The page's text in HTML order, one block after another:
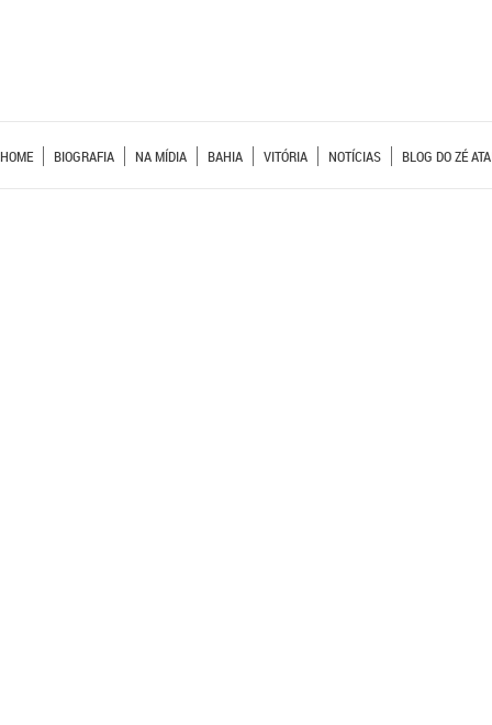
HOME BIOGRAFIA NA MÍDIA BAHIA VITÓRIA NOTÍCIAS BLOG DO ZÉ